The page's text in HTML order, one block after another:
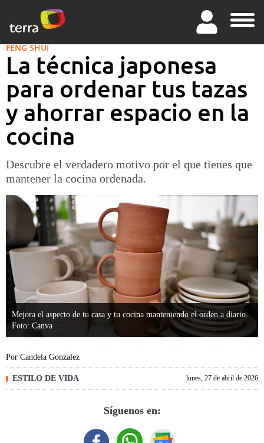
FENG SHUI
La técnica japonesa
para ordenar tus tazas
y ahorrar espacio en la
cocina
Descubre el verdadero motivo por el que tienes que
mantener la cocina ordenada.
Mejora el aspecto de tu casa y tu cocina manteniendo el orden a diario.
Foto: Canva
ESTILO DE VIDA
Por Candela Gonzalez
lunes, 27 de abril de 2026
Síguenos en: